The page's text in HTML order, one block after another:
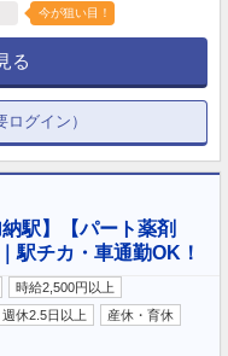
今が狙い目！
る
グイン）
駅】【パート薬剤
チカ・車通勤OK！
時給2,500円以上
週休2.5日以上
産休・育休